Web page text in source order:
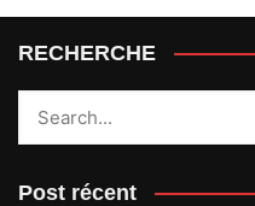
RECHERCHE
Post récent